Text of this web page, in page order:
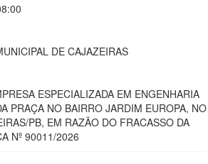
DE CAJAZEIRAS
ESPECIALIZADA EM ENGENHARIA
PRAÇA NO BAIRRO JARDIM EUROPA, NO
PB, EM RAZÃO DO FRACASSO DA
Nº 90011/2026